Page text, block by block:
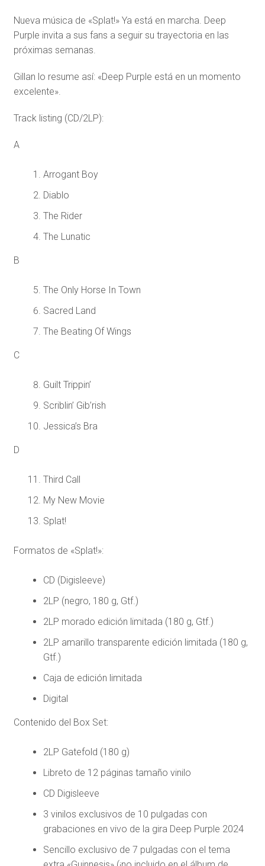
Nueva música de «Splat!» Ya está en marcha. Deep
Purple invita a sus fans a seguir su trayectoria en las
próximas semanas.
Gillan lo resume así: «Deep Purple está en un momento
excelente».
Track listing (CD/2LP):
A
Arrogant Boy
Diablo
The Rider
The Lunatic
B
The Only Horse In Town
Sacred Land
The Beating Of Wings
C
Guilt Trippin’
Scriblin’ Gib’rish
Jessica’s Bra
D
Third Call
My New Movie
Splat!
Formatos de «Splat!»:
CD (Digisleeve)
2LP (negro, 180 g, Gtf.)
2LP morado edición limitada (180 g, Gtf.)
2LP amarillo transparente edición limitada (180 g,
Gtf.)
Caja de edición limitada
Digital
Contenido del Box Set:
2LP Gatefold (180 g)
Libreto de 12 páginas tamaño vinilo
CD Digisleeve
3 vinilos exclusivos de 10 pulgadas con
grabaciones en vivo de la gira Deep Purple 2024
Sencillo exclusivo de 7 pulgadas con el tema